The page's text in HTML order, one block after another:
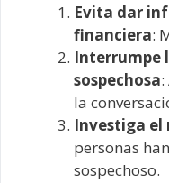
Evita dar
financiera:
Interrumpe
sospechosa
la
Investiga el
personas
sospechoso.